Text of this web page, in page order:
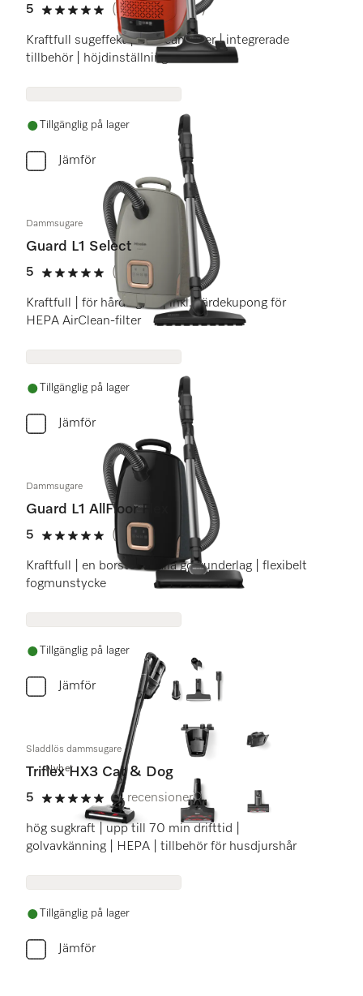
5
5 stars out of 5
(20 recensioner)
Kraftfull sugeffekt | AirClean-filter | integrerade
tillbehör | höjdinställning
Tillgänglig på lager
Jämför
Dammsugare
Guard L1 Select
5
5 stars out of 5
(4 recensioner)
Kraftfull | för hårda golv | inkl. värdekupong för
HEPA AirClean-filter
Tillgänglig på lager
Jämför
Dammsugare
Guard L1 AllFloor Flex
5
5 stars out of 5
(5 recensioner)
Kraftfull | en borste för alla golvunderlag | flexibelt
fogmunstycke
Tillgänglig på lager
Jämför
Nyhet
Sladdlös dammsugare
Triflex HX3 Cat & Dog
5
5 stars out of 5
(4 recensioner)
hög sugkraft | upp till 70 min drifttid |
golvavkänning | HEPA | tillbehör för husdjurshår
Tillgänglig på lager
Jämför